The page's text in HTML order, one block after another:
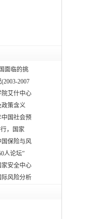
面临的挑
2007
艾什中心
政策含义
中国社会预
，国家
国保险与风
人论坛”
安全中心
际风险分析